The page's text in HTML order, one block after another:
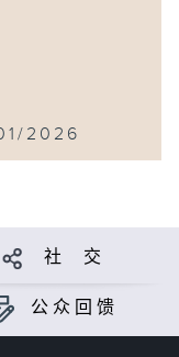
2026
社 交
公众回馈